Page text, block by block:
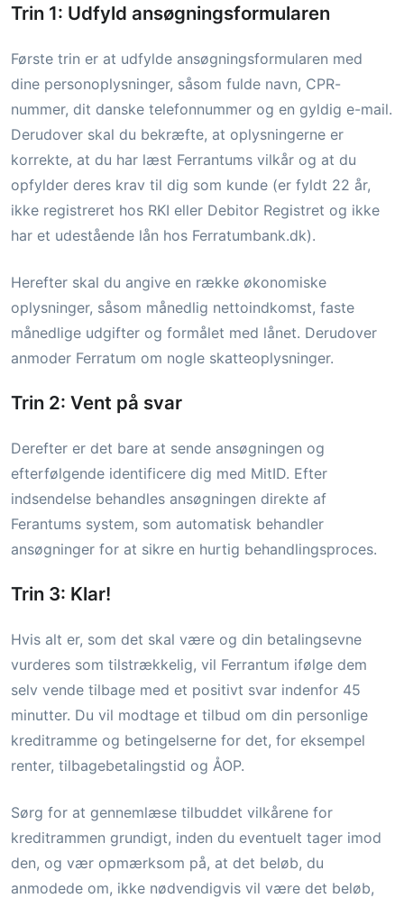
Trin 1: Udfyld ansøgningsformularen
Første trin er at udfylde ansøgningsformularen med
dine personoplysninger, såsom fulde navn, CPR-
nummer, dit danske telefonnummer og en gyldig e-mail.
Derudover skal du bekræfte, at oplysningerne er
korrekte, at du har læst Ferrantums vilkår og at du
opfylder deres krav til dig som kunde (er fyldt 22 år,
ikke registreret hos RKI eller Debitor Registret og ikke
har et udestående lån hos Ferratumbank.dk).
Herefter skal du angive en række økonomiske
oplysninger, såsom månedlig nettoindkomst, faste
månedlige udgifter og formålet med lånet. Derudover
anmoder Ferratum om nogle skatteoplysninger.
Trin 2: Vent på svar
Derefter er det bare at sende ansøgningen og
efterfølgende identificere dig med MitID. Efter
indsendelse behandles ansøgningen direkte af
Ferantums system, som automatisk behandler
ansøgninger for at sikre en hurtig behandlingsproces.
Trin 3: Klar!
Hvis alt er, som det skal være og din betalingsevne
vurderes som tilstrækkelig, vil Ferrantum ifølge dem
selv vende tilbage med et positivt svar indenfor 45
minutter. Du vil modtage et tilbud om din personlige
kreditramme og betingelserne for det, for eksempel
renter, tilbagebetalingstid og ÅOP.
Sørg for at gennemlæse tilbuddet vilkårene for
kreditrammen grundigt, inden du eventuelt tager imod
den, og vær opmærksom på, at det beløb, du
anmodede om, ikke nødvendigvis vil være det beløb,